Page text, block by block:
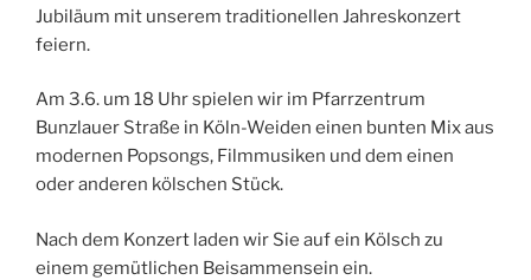
Jubiläum mit unserem traditionellen Jahreskonzert
feiern.
Am 3.6. um 18 Uhr spielen wir im Pfarrzentrum
Bunzlauer Straße in Köln-Weiden einen bunten Mix aus
modernen Popsongs, Filmmusiken und dem einen
oder anderen kölschen Stück.
Nach dem Konzert laden wir Sie auf ein Kölsch zu
einem gemütlichen Beisammensein ein.